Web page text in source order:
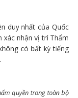
duy nhất của Quốc
xác nhận vị trí Thẩm
có bất kỳ tiếng
quyền trong toàn bộ